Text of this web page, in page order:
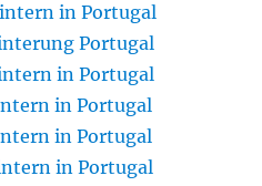
in Portugal
Portugal
in Portugal
in Portugal
in Portugal
in Portugal